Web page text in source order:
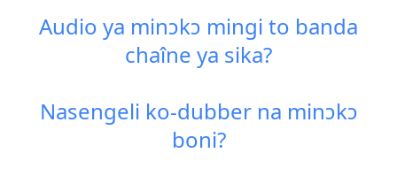
Audio ya minɔkɔ mingi to banda
chaîne ya sika?
Nasengeli ko-dubber na minɔkɔ
boni?